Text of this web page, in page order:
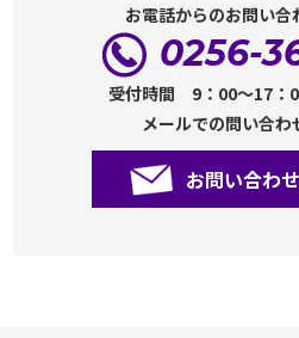
お電話からのお問い合
0256-
受付時間 9：00～17：
メールでの問い合わ
お問い合わ